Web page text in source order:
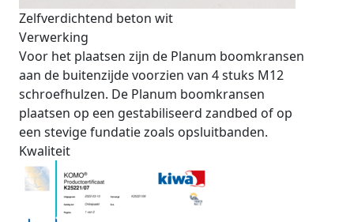
Zelfverdichtend beton wit
Verwerking
Voor het plaatsen zijn de Planum boomkransen
aan de buitenzijde voorzien van 4 stuks M12
schroefhulzen. De Planum boomkransen
plaatsen op een gestabiliseerd zandbed of op
een stevige fundatie zoals opsluitbanden.
Kwaliteit